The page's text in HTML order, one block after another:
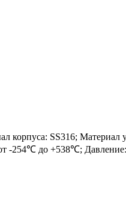
SS316; Материал
-254℃ до +538℃;